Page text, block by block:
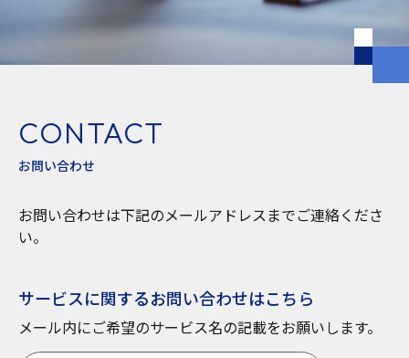
CONTACT
お問い合わせ
お問い合わせは下記のメールアドレスまでご連絡くださ
い。
サービスに関するお問い合わせはこちら
メール内にご希望のサービス名の記載をお願いします。